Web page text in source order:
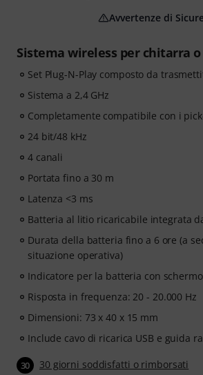
Sistema wireless per chitarra o
Set Plug-N-Play composto da
Sistema a 2,4 GHz
Completamente compatibile con i
24 bit/48 kHz
4 canali
Portata fino a 30 m
Latenza <3 ms
Batteria al litio ricaricabile integrata
Durata della batteria fino a 6 ore (a
situazione operativa)
Indicatore per la batteria con schermo
Risposta in frequenza: 20 - 20.000 Hz
Dimensioni: 73 x 40 x 15 mm
Include cavo di ricarica USB e guida
30 30 giorni soddisfatti o rimborsati
Avvertenze di